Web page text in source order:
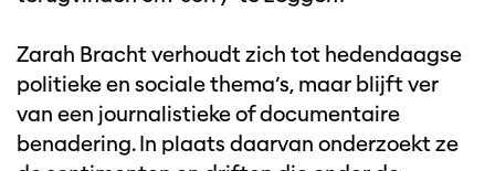
Zarah Bracht verhoudt zich tot hedendaagse
politieke en sociale thema’s, maar blijft ver
van een journalistieke of documentaire
benadering. In plaats daarvan onderzoekt ze